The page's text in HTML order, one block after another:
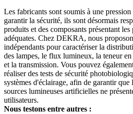
Les fabricants sont soumis à une
garantir la sécurité, ils sont désormais
produits et des composants présentant
adéquates. Chez DEKRA, nous
indépendants pour caractériser la
des lampes, le flux lumineux, la teneur
et la transmission. Vous pouvez
réaliser des tests de sécurité
systèmes d'éclairage, afin de garantir que
sources lumineuses artificielles ne
utilisateurs.
Nous testons entre autres :